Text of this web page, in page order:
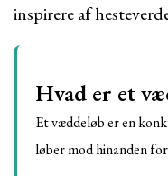
inspirere af
Hvad er et
Et væddeløb er en
løber mod hinanden